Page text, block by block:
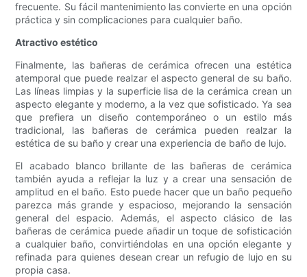
frecuente. Su fácil mantenimiento las convierte en una opción
práctica y sin complicaciones para cualquier baño.
Atractivo estético
Finalmente, las bañeras de cerámica ofrecen una estética
atemporal que puede realzar el aspecto general de su baño.
Las líneas limpias y la superficie lisa de la cerámica crean un
aspecto elegante y moderno, a la vez que sofisticado. Ya sea
que prefiera un diseño contemporáneo o un estilo más
tradicional, las bañeras de cerámica pueden realzar la
estética de su baño y crear una experiencia de baño de lujo.
El acabado blanco brillante de las bañeras de cerámica
también ayuda a reflejar la luz y a crear una sensación de
amplitud en el baño. Esto puede hacer que un baño pequeño
parezca más grande y espacioso, mejorando la sensación
general del espacio. Además, el aspecto clásico de las
bañeras de cerámica puede añadir un toque de sofisticación
a cualquier baño, convirtiéndolas en una opción elegante y
refinada para quienes desean crear un refugio de lujo en su
propia casa.